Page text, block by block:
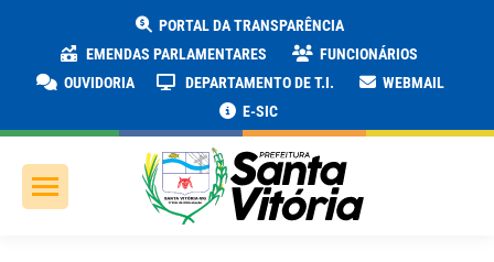
PORTAL DA TRANSPARÊNCIA
EMENDAS PARLAMENTARES
FUNCIONÁRIOS
OUVIDORIA
DEPARTAMENTO DE T.I.
WEBMAIL
E-SIC